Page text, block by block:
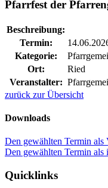
Pfarrfest der
Beschreibung:
Termin:
Kategorie:
Ort:
Ried
Veranstalter:
zurück zur Übersicht
Downloads
Den gewählten Termin
Den gewählten Termin
Quicklinks